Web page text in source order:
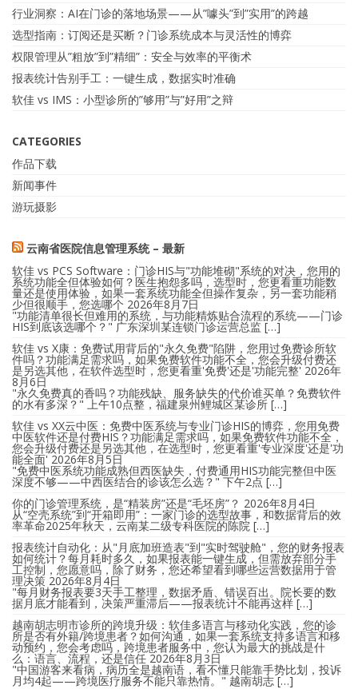
行业洞察：AI在门诊的落地场景——从”噱头”到”实用”的跨越
选型指南：订阅还是买断？门诊系统成本与灵活性的博弈
权限管理从”粗放”到”精细”：安全与效率的平衡术
报表统计告别手工：一键生成，数据实时准确
软佳 vs IMS：小型诊所的”够用”与”好用”之辩
CATEGORIES
作品下载
新闻事件
游玩摄影
云南省医院信息管理系统 – 最新
软佳 vs PCS Software：门诊HIS与"功能堆砌"系统的对决，您用的
系统功能全但体验如何？医生抱怨多吗，选型时，您更看重功能数
量还是使用体验，如果一套系统功能全但操作复杂，另一套功能稍
少但很顺手，您选哪个 2026年8月7日
"功能清单很长但难用的系统，与功能精炼贴合流程的系统——门诊
HIS到底该选哪个？" 广东深圳某连锁门诊运营总监 […]
软佳 vs X康：免费试用背后的"永久免费"陷阱，您用过免费诊所软
件吗？功能满足需求吗，如果免费软件功能不全，您会升级付费还
是另选其他，在软件选型时，您更看重'免费'还是'功能完整' 2026年
8月6日
"永久免费真的香吗？功能残缺、服务缺失的代价谁买单？免费软件
的水有多深？" 上午10点整，福建泉州鲤城区某诊所 […]
软佳 vs XX云中医：免费中医系统与专业门诊HIS的博弈，您用免费
中医软件还是付费HIS？功能满足需求吗，如果免费软件功能不全，
您会升级付费还是另选其他，在选型时，您更看重'专业深度'还是'功
能全面' 2026年8月5日
"免费中医系统功能成熟但西医缺失，付费通用HIS功能完整但中医
深度不够——中西医结合的诊该怎么选？" 下午2点 […]
你的门诊管理系统，是“精装房”还是“毛坯房”？ 2026年8月4日
从“空壳系统”到“开箱即用”：一家门诊的选型故事，和数据背后的效
率革命2025年秋天，云南某二级专科医院的陈院 […]
报表统计自动化：从"月底加班造表"到"实时驾驶舱"，您的财务报表
如何统计？每月耗时多久，如果报表能一键生成，但需放弃部分手
工控制，您愿意吗，除了财务，您还希望看到哪些运营数据用于管
理决策 2026年8月4日
"每月财务报表要3天手工整理，数据矛盾、错误百出。院长要的数
据月底才能看到，决策严重滞后——报表统计不能再这样 […]
越南胡志明市诊所的跨境升级：软佳多语言与移动化实践，您的诊
所是否有外籍/跨境患者？如何沟通，如果一套系统支持多语言和移
动预约，您会考虑吗，跨境患者服务中，您认为最大的挑战是什
么：语言、流程，还是信任 2026年8月3日
"中国游客来看病，病历全是越南语，看不懂只能靠手势比划，投诉
月均4起——跨境医疗服务不能只靠热情。" 越南胡志 […]